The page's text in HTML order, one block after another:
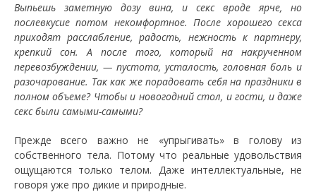
Выпьешь заметную дозу вина, и секс вроде ярче, но
послевкусие потом некомфортное. После хорошего секса
приходят расслабление, радость, нежность к партнеру,
крепкий сон. А после того, который на накрученном
перевозбуждении, — пустота, усталость, головная боль и
разочарование. Так как же порадовать себя на праздники в
полном объеме? Чтобы и новогодний стол, и гости, и даже
секс были самыми-самыми?
Прежде всего важно не «упрыгивать» в голову из
собственного тела. Потому что реальные удовольствия
ощущаются только телом. Даже интеллектуальные, не
говоря уже про дикие и природные.